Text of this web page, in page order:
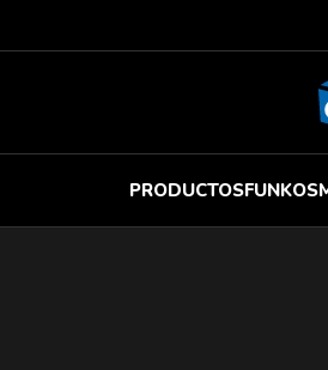
PRODUCTOSFUNKOS